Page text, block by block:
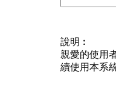
說明︰
親愛的使用
續使用本系